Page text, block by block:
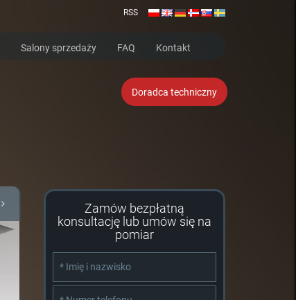
RSS
Salony sprzedaży FAQ Kontakt
Doradca techniczny
Zamów bezpłatną
konsultację lub umów się na
pomiar